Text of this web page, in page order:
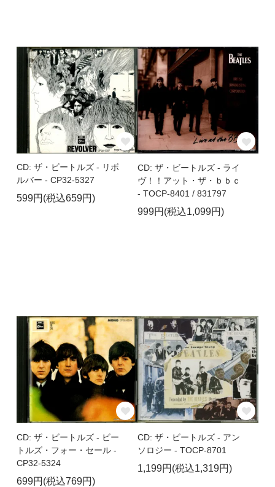
CD: ザ・ビートルズ - リボ
ルバー - CP32-5327
599円(税込659円)
CD: ザ・ビートルズ - ライ
ヴ！！アット・ザ・ｂｂｃ
- TOCP-8401 / 831797
999円(税込1,099円)
CD: ザ・ビートルズ - ビー
トルズ・フォー・セール -
CP32-5324
699円(税込769円)
CD: ザ・ビートルズ - アン
ソロジー - TOCP-8701
1,199円(税込1,319円)